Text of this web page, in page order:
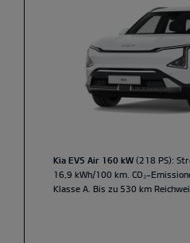
Kia EV5 Air 160 kW (218 PS):
16,9 kWh/100 km. CO₂-
Klasse A. Bis zu 530 km